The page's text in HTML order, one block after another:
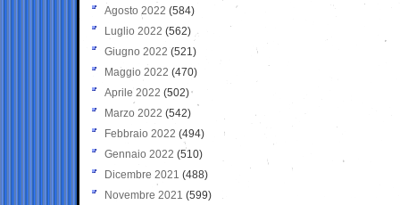
Agosto 2022 (584)
Luglio 2022 (562)
Giugno 2022 (521)
Maggio 2022 (470)
Aprile 2022 (502)
Marzo 2022 (542)
Febbraio 2022 (494)
Gennaio 2022 (510)
Dicembre 2021 (488)
Novembre 2021 (599)